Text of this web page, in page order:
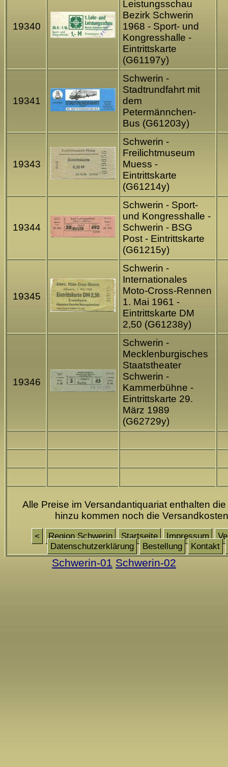
19340
Leistungsschau
Bezirk Schwerin
1968 - Sport- und
Kongresshalle -
Eintrittskarte
(G61197y)
19341
Schwerin -
Stadtrundfahrt mit
dem
Petermännchen-
Bus (G61203y)
19343
Schwerin -
Freilichtmuseum
Muess -
Eintrittskarte
(G61214y)
19344
Schwerin - Sport-
und Kongresshalle -
Schwerin - BSG
Post - Eintrittskarte
(G61215y)
19345
Schwerin -
Internationales
Moto-Cross-Rennen
1. Mai 1961 -
Eintrittskarte DM
2,50 (G61238y)
19346
Schwerin -
Mecklenburgisches
Staatstheater
Schwerin -
Kammerbühne -
Eintrittskarte 29.
März 1989
(G62729y)
Alle Preise im Versandantiquariat enthalten die
hinzu kommen noch die Versandkosten
< Region Schwerin Startseite Impressum
Datenschutzerklärung
Bestellung Kontakt
Schwerin-01 Schwerin-02